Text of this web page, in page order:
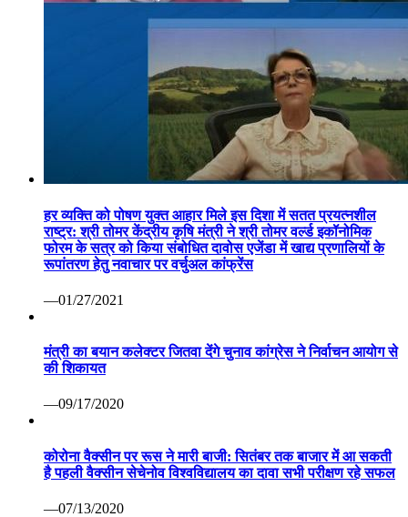
हर व्यक्ति को पोषण युक्त आहार मिले इस दिशा में सतत प्रयत्नशील
राष्ट्र: श्री तोमर केंद्रीय कृषि मंत्री ने श्री तोमर वर्ल्ड इकॉनोमिक
फोरम के सत्र को किया संबोधित दावोस एजेंडा में खाद्य प्रणालियों के
रूपांतरण हेतु नवाचार पर वर्चुअल कांफ्रेंस
—01/27/2021
मंत्री का बयान कलेक्टर जितवा देंगे चुनाव कांग्रेस ने निर्वाचन आयोग से
की शिकायत
—09/17/2020
कोरोना वैक्सीन पर रूस ने मारी बाजी: सितंबर तक बाजार में आ सकती
है पहली वैक्सीन सेचेनोव विश्वविद्यालय का दावा सभी परीक्षण रहे सफल
—07/13/2020